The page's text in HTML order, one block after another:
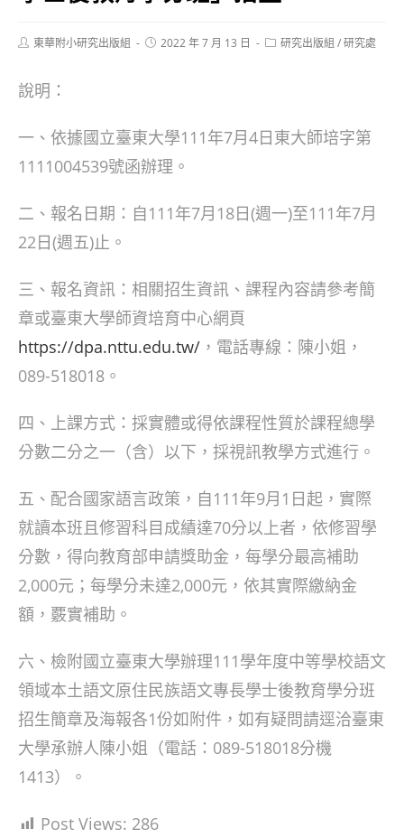
Post東華附小研究出版組
Post2022 年 7 月 13 日
Post研究出版組 /研究處
說明：
一、依據國立臺東大學111年7月4日東大師培字第
1111004539號函辦理。
二、報名日期：自111年7月18日(週一)至111年7月
22日(週五)止。
三、報名資訊：相關招生資訊、課程內容請參考簡
章或臺東大學師資培育中心網頁
https://dpa.nttu.edu.tw/ ，電話專線：陳小姐，
089-518018。
四、上課方式：採實體或得依課程性質於課程總學
分數二分之一（含）以下，採視訊教學方式進行。
五、配合國家語言政策，自111年9月1日起，實際
就讀本班且修習科目成績達70分以上者，依修習學
分數，得向教育部申請獎助金，每學分最高補助
2,000元；每學分未達2,000元，依其實際繳納金
額，覈實補助。
六、檢附國立臺東大學辦理111學年度中等學校語文
領域本土語文原住民族語文專長學士後教育學分班
招生簡章及海報各1份如附件，如有疑問請逕洽臺東
大學承辦人陳小姐（電話：089-518018分機
1413）。
Post Views: 286